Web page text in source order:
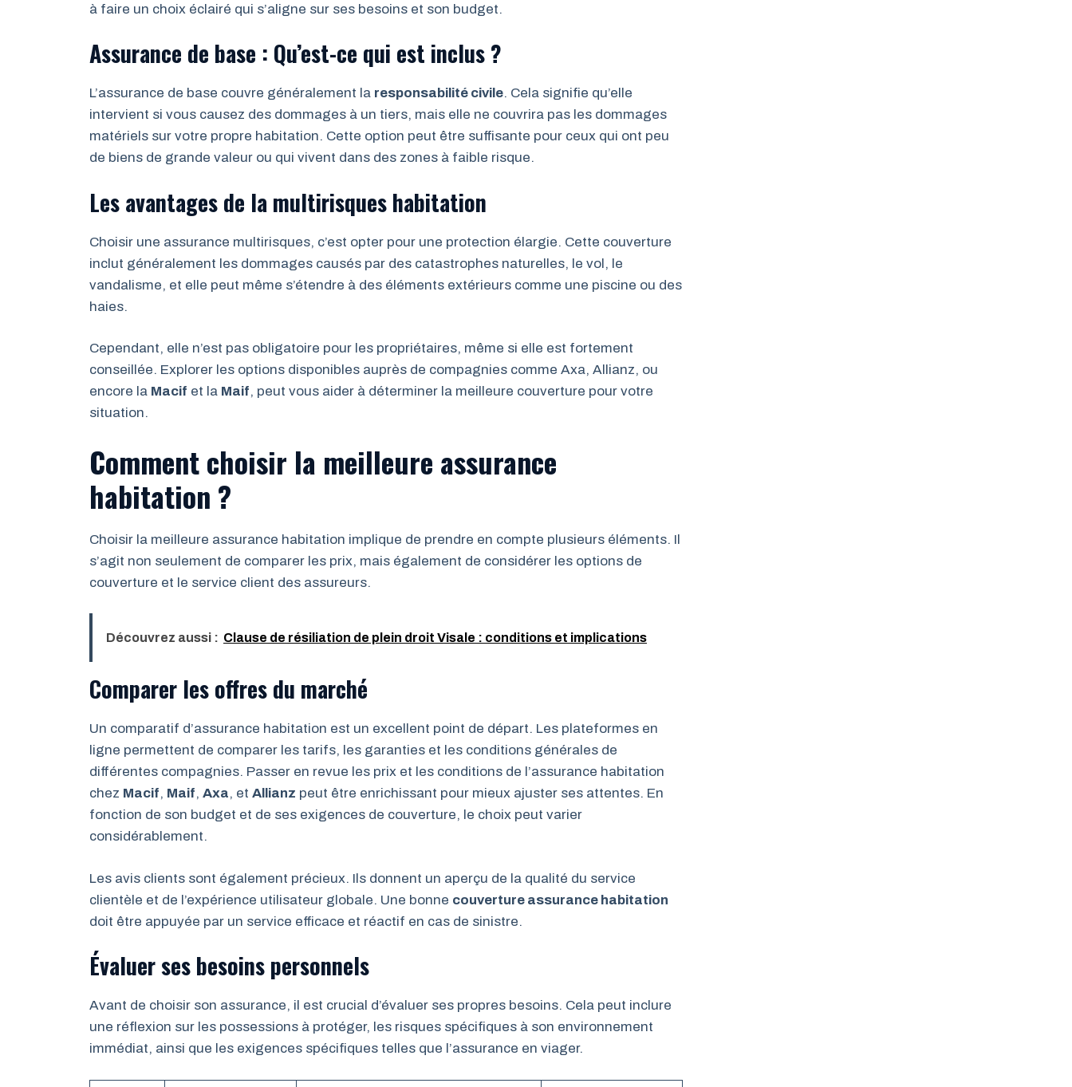
à faire un choix éclairé qui s’aligne sur ses besoins et son budget.
Assurance de base : Qu’est-ce qui est inclus ?
L’assurance de base couvre généralement la responsabilité civile. Cela signifie qu’elle
intervient si vous causez des dommages à un tiers, mais elle ne couvrira pas les dommages
matériels sur votre propre habitation. Cette option peut être suffisante pour ceux qui ont peu
de biens de grande valeur ou qui vivent dans des zones à faible risque.
Les avantages de la multirisques habitation
Choisir une assurance multirisques, c’est opter pour une protection élargie. Cette couverture
inclut généralement les dommages causés par des catastrophes naturelles, le vol, le
vandalisme, et elle peut même s’étendre à des éléments extérieurs comme une piscine ou des
haies.
Cependant, elle n’est pas obligatoire pour les propriétaires, même si elle est fortement
conseillée. Explorer les options disponibles auprès de compagnies comme Axa, Allianz, ou
encore la Macif et la Maif, peut vous aider à déterminer la meilleure couverture pour votre
situation.
Comment choisir la meilleure assurance
habitation ?
Choisir la meilleure assurance habitation implique de prendre en compte plusieurs éléments. Il
s’agit non seulement de comparer les prix, mais également de considérer les options de
couverture et le service client des assureurs.
Découvrez aussi : Clause de résiliation de plein droit Visale : conditions et implications
Comparer les offres du marché
Un comparatif d’assurance habitation est un excellent point de départ. Les plateformes en
ligne permettent de comparer les tarifs, les garanties et les conditions générales de
différentes compagnies. Passer en revue les prix et les conditions de l’assurance habitation
chez Macif, Maif, Axa, et Allianz peut être enrichissant pour mieux ajuster ses attentes. En
fonction de son budget et de ses exigences de couverture, le choix peut varier
considérablement.
Les avis clients sont également précieux. Ils donnent un aperçu de la qualité du service
clientèle et de l’expérience utilisateur globale. Une bonne couverture assurance habitation
doit être appuyée par un service efficace et réactif en cas de sinistre.
Évaluer ses besoins personnels
Avant de choisir son assurance, il est crucial d’évaluer ses propres besoins. Cela peut inclure
une réflexion sur les possessions à protéger, les risques spécifiques à son environnement
immédiat, ainsi que les exigences spécifiques telles que l’assurance en viager.